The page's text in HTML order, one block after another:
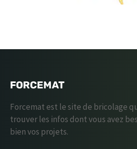
FORCEMAT
Forcemat est le site de bricolage
trouver les infos dont vous avez
bien vos projets.